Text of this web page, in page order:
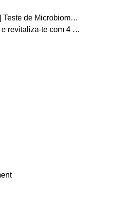
Viome Portugal | Teste de Microbioma e Saúde Personalizada
4 receitas saudáveis de limonada de melancia